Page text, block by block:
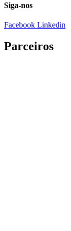
Siga-nos
Facebook Linkedin
Parceiros